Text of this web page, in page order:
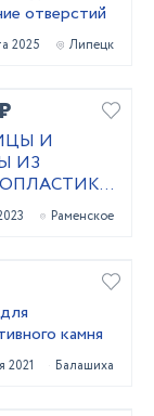
отверстий
2025 Липецк
И
ИЗ
Раменское
камня
2021 Балашиха